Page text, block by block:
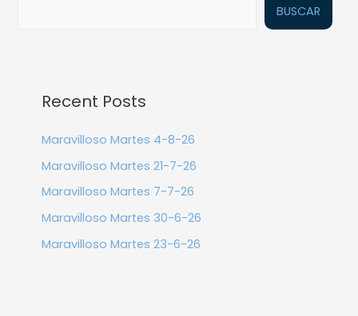
BUSCAR
Recent Posts
Maravilloso Martes 4-8-26
Maravilloso Martes 21-7-26
Maravilloso Martes 7-7-26
Maravilloso Martes 30-6-26
Maravilloso Martes 23-6-26